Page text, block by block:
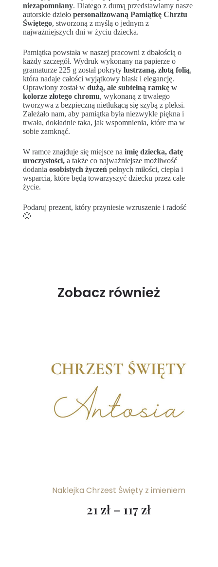
niezapomniany. Dlatego z dumą przedstawiamy nasze
autorskie dzieło personalizowaną Pamiątkę Chrztu
Świętego, stworzoną z myślą o jednym z
najważniejszych dni w życiu dziecka.
Pamiątka powstała w naszej pracowni z dbałością o
każdy szczegół. Wydruk wykonany na papierze o
gramaturze 225 g został pokryty lustrzaną, złotą folią,
która nadaje całości wyjątkowy blask i elegancję.
Oprawiony został w dużą, ale subtelną ramkę w
kolorze złotego chromu, wykonaną z trwałego
tworzywa z bezpieczną nietłukącą się szybą z pleksi.
Zależało nam, aby pamiątka była niezwykle piękna i
trwała, dokładnie taka, jak wspomnienia, które ma w
sobie zamknąć.
W ramce znajduje się miejsce na imię dziecka, datę
uroczystości,a także co najważniejsze możliwość
dodania osobistych życzeń pełnych miłości, ciepła i
wsparcia, które będą towarzyszyć dziecku przez całe
życie.
Podaruj prezent, który przyniesie wzruszenie i radość
🙂
Zobacz również
Naklejka Chrzest Święty z imieniem
21 zł – 117 zł